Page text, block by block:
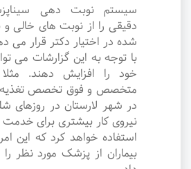
سیستم نوبت دهی
دقیقی را از نوبت های خالی
شده در اختیار دکتر قرار می
با توجه به این گزارشات می
خود را افزایش دهند. مثلا
متخصص و فوق تخصص تغذیه
در شهر لارستان در روزهای
نیروی کار بیشتری برای خدمت
استفاده خواهد کرد که این
بیماران از پزشک مورد نظر